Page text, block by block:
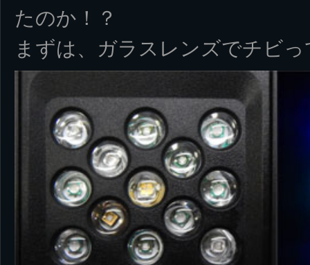
たのか！？
まずは、ガラスレンズでチビ